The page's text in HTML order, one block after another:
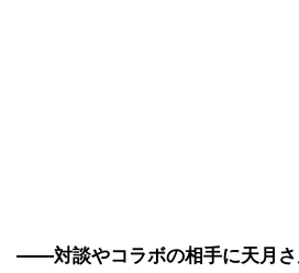
――対談やコラボの相手に天月さ